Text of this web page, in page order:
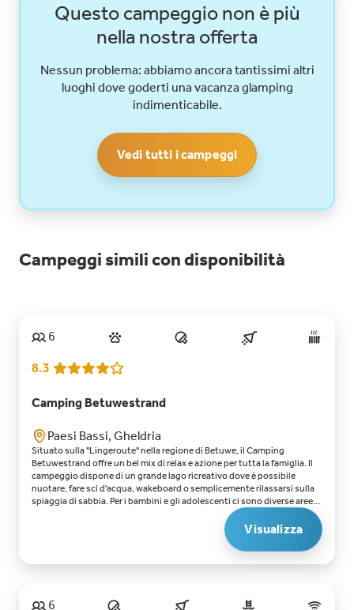
Questo campeggio non è più
nella nostra offerta
Nessun problema: abbiamo ancora tantissimi altri
luoghi dove goderti una vacanza glamping
indimenticabile.
Vedi tutti i campeggi
Campeggi simili con disponibilità
6
8.3
Camping Betuwestrand
Paesi Bassi, Gheldria
Situato sulla "Lingeroute" nella regione di Betuwe, il Camping
Betuwestrand offre un bel mix di relax e azione per tutta la famiglia. Il
campeggio dispone di un grande lago ricreativo dove è possibile
nuotare, fare sci d'acqua, wakeboard o semplicemente rilassarsi sulla
spiaggia di sabbia. Per i bambini e gli adolescenti ci sono diverse aree
gioco, una "Chillzone" al coperto e un ricco programma di animazione. I
bambini si divertono sul pumptrack, una pista per BMX, rollerblade e
monopattini. Il campeggio dispone di tutto il necessario: troverete un
ristorante, uno snack bar e il negozio del campeggio per gli acquisti
quotidiani. Che vogliate esplorare i dintorni o rimanere in campeggio, il
offre numerose attività appositamente per gli adolescenti, come lo sci
Visualizza
6